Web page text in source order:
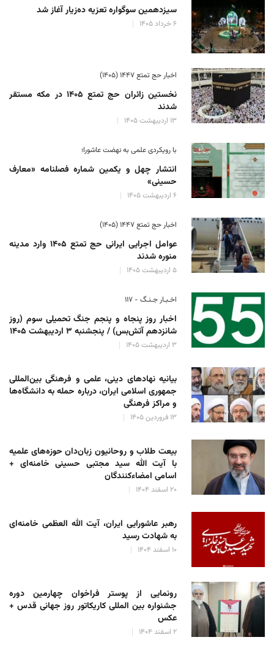
سیزدهمین سوگواره تعزیه ده‌زیار آغاز شد
۶ خرداد ۱۴۰۵
اخبار حج تمتع ۱۴۴۷ (۱۴۰۵)
نخستین زائران حج تمتع ۱۴۰۵ در مکه مستقر
شدند
۱۳ اردیبهشت ۱۴۰۵
با رویکردی علمی به نهضت عاشورا؛
انتشار چهل و یکمین شماره فصلنامه «معارف
حسینی»
۶ اردیبهشت ۱۴۰۵
اخبار حج تمتع ۱۴۴۷ (۱۴۰۵)
عوامل اجرایی ایرانی حج تمتع ۱۴۰۵ وارد مدینه
منوره ‌شدند
۵ اردیبهشت ۱۴۰۵
اخـبـار جـنـگ - ۱۱۷
اخبار روز پنجاه و پنجم جنگ تحمیلی سوم (روز
شانزدهم آتش‌بس) / پنجشنبه ۳ اردیبهشت ۱۴۰۵
۳ اردیبهشت ۱۴۰۵
بیانیه نهادهای دینی، علمی و فرهنگی بین‌المللی
جمهوری اسلامی ایران، درباره حمله به دانشگاه‌ها
و مراکز فرهنگی
۱۳ فروردین ۱۴۰۵
بیعت طلاب و روحانیون زبان‌دان حوزه‌های علمیه
با آیت الله سید مجتبی حسینی خامنه‌ای +
اسامی امضاءکنندگان
۲۰ اسفند ۱۴۰۴
رهبر عاشورایی ایران، آیت الله العظمی خامنه‌ای
به شهادت رسید
۱۰ اسفند ۱۴۰۴
رونمایی از پوستر فراخوان چهارمین دوره
جشنواره بین المللی کاریکاتور روز جهانی قدس +
عکس
۲ اسفند ۱۴۰۴